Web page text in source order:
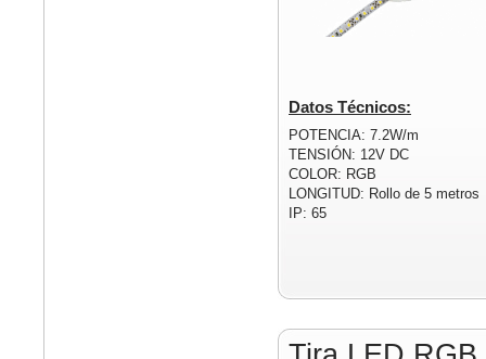
Datos Técnicos:
POTENCIA: 7.2W/m
TENSIÓN: 12V DC
COLOR: RGB
LONGITUD: Rollo de 5 metros
IP: 65